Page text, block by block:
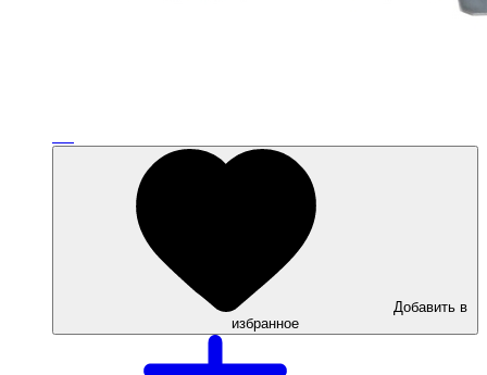
Добавить в
избранное